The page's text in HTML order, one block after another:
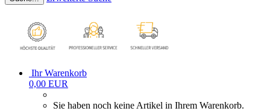
Ihr Warenkorb
0,00 EUR
Sie haben noch keine Artikel in Ihrem Warenkorb.